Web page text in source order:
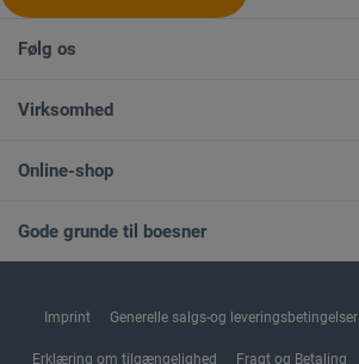
Følg os
Virksomhed
Online-shop
Gode grunde til boesner
Imprint Generelle salgs-og leveringsbetingelser
Erklæring om tilgængelighed Fragt og Betaling